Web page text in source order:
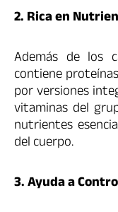
2. Rica en
Además de los
contiene
por versiones
vitaminas del
nutrientes
del cuerpo.
3. Ayuda a